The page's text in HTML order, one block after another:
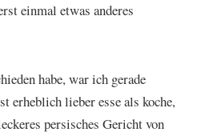
einmal etwas anderes
habe, war ich gerade
erheblich lieber esse als koche,
persisches Gericht von